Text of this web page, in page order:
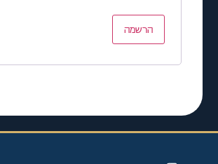
הרשמה